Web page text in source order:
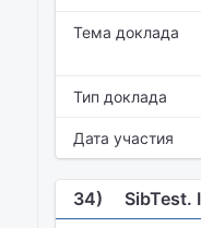
Тема доклада
Тип доклада
Дата участия
34) SibTest.